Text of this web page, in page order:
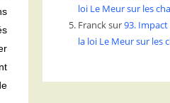
loi Le Meur sur les
Francksur93.
la loi Le Meur sur les